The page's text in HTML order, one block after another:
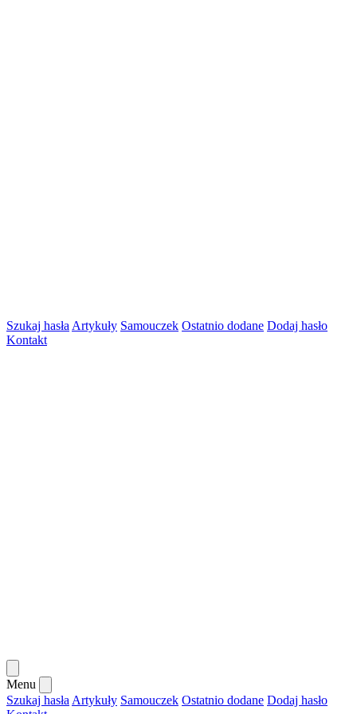
Szukaj hasła Artykuły Samouczek Ostatnio dodane Dodaj hasło
Kontakt
Menu
Szukaj hasła Artykuły Samouczek Ostatnio dodane Dodaj hasło